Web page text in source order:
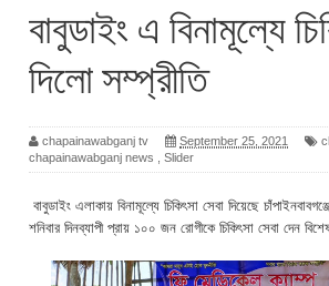
বাবুডাইং এ বিনামূল্যে
দিলো সম্প্রীতি
chapainawabganj tv September 25, 2021
chapainawabganj news
Slider
বাবুডাইং এলাকায় বিনামূল্যে চিকিৎসা সেবা দিয়েছে
শনিবার দিনব্যাপী প্রায় ১০০ জন রোগীকে চিকিৎসা সেবা দেন